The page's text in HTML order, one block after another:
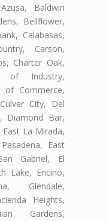
Baldwin
Bellflower,
Calabasas,
Carson,
Charter Oak,
of Industry,
of Commerce,
City, Del
Diamond Bar,
La Mirada,
East
Gabriel, El
Lake, Encino,
Glendale,
Heights,
Gardens,